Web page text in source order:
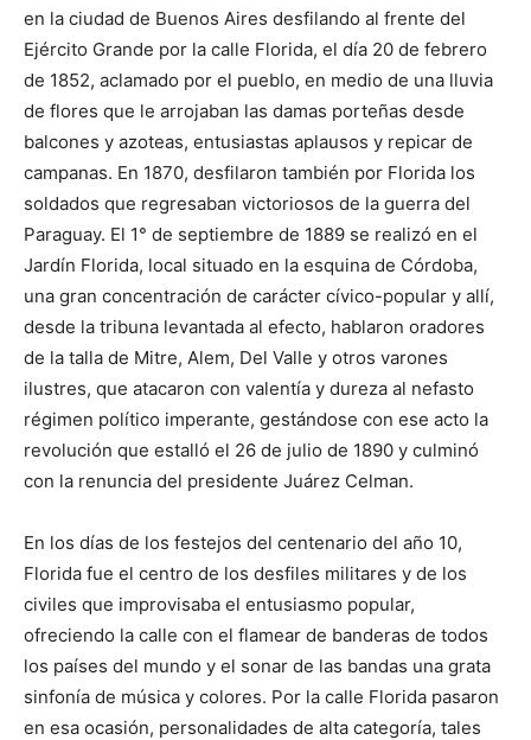
en la ciudad de Buenos Aires desfilando al frente del
Ejército Grande por la calle Florida, el día 20 de febrero
de 1852, aclamado por el pueblo, en medio de una lluvia
de flores que le arrojaban las damas porteñas desde
balcones y azoteas, entusiastas aplausos y repicar de
campanas. En 1870, desfilaron también por Florida los
soldados que regresaban victoriosos de la guerra del
Paraguay. El 1° de septiembre de 1889 se realizó en el
Jardín Florida, local situado en la esquina de Córdoba,
una gran concentración de carácter cívico-popular y allí,
desde la tribuna levantada al efecto, hablaron oradores
de la talla de Mitre, Alem, Del Valle y otros varones
ilustres, que atacaron con valentía y dureza al nefasto
régimen político imperante, gestándose con ese acto la
revolución que estalló el 26 de julio de 1890 y culminó
con la renuncia del presidente Juárez Celman.
En los días de los festejos del centenario del año 10,
Florida fue el centro de los desfiles militares y de los
civiles que improvisaba el entusiasmo popular,
ofreciendo la calle con el flamear de banderas de todos
los países del mundo y el sonar de las bandas una grata
sinfonía de música y colores. Por la calle Florida pasaron
en esa ocasión, personalidades de alta categoría, tales